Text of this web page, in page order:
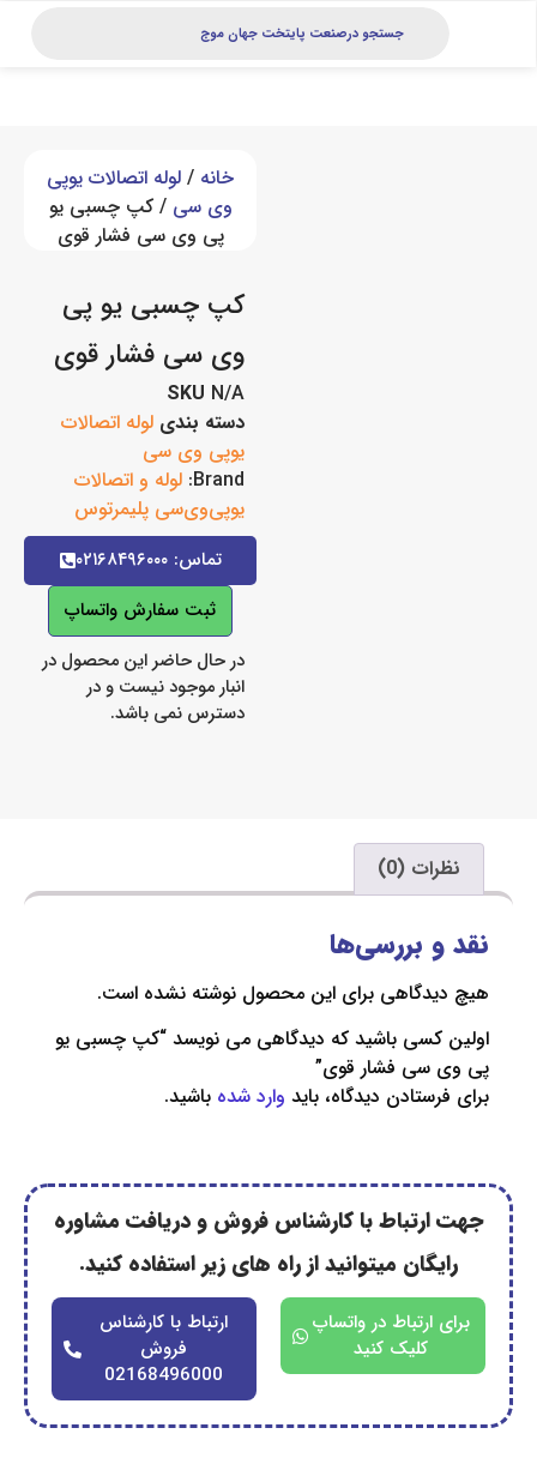
لوله اتصالات یوپی
/ کپ چسبی یو
پی وی سی فشار قوی
کپ چسبی یو پی
وی سی فشار قوی
لوله اتصالات
یوپی وی سی
لوله و اتصالات
یوپی‌وی‌سی پلیمرتوس
ثبت سفارش واتساپ
در حال حاضر این محصول در
انبار موجود نیست و در
دسترس نمی باشد.
بررسی‌ها
برای این محصول نوشته نشده است.
باشید که دیدگاهی می نویسد “کپ چسبی یو
فشار قوی”
دیدگاه، باید وارد شدهباشید.
با کارشناس فروش و دریافت مشاوره
میتوانید از راه های زیر استفاده کنید.
ارتباط با کارشناس
02168496000
در واتساپ
کلیک کنید